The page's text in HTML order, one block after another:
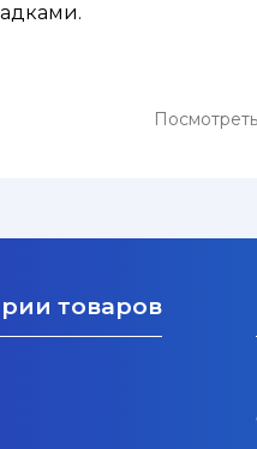
чувствительных
товаров